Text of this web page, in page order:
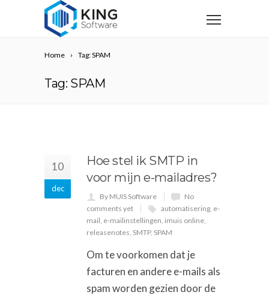
Home Tag: SPAM
Tag: SPAM
10
dec
Hoe stel ik SMTP in
voor mijn e-mailadres?
By MUIS Software
No
comments yet
automatisering, e-
mail, e-mailinstellingen, imuis online,
releasenotes, SMTP, SPAM
Om te voorkomen dat je
facturen en andere e-mails als
spam worden gezien door de